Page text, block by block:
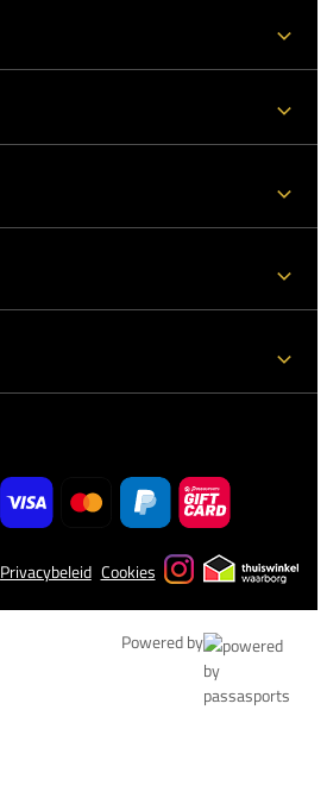
Privacybeleid Cookies
Powered by